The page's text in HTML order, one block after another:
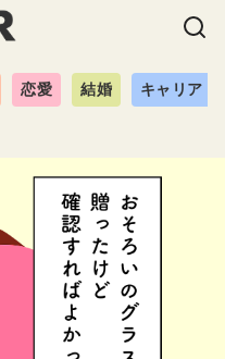
恋愛 結婚 キャリア